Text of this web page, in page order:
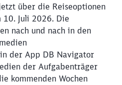
über die Reiseoptionen
10. Juli 2026. Die
nach und nach in den
der App DB Navigator
der Aufgabenträger
kommenden Wochen